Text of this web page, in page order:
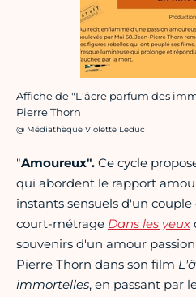
Affiche de "L'âcre parfum des
Pierre Thorn
Crédit photo :
@ Médiathèque Violette Leduc
"Amoureux". Ce cycle
qui abordent le rapport
instants sensuels d'un
court-métrage Dans les yeux
souvenirs d'un amour
Pierre Thorn dans son film
immortelles, en passant par